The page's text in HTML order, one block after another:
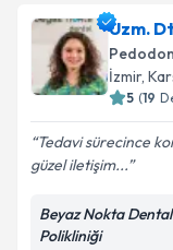
Uzm.
İzmir,
5 (19
Tedavi sürecince
güzel iletişim...
Beyaz Nokta Dental
Polikliniği